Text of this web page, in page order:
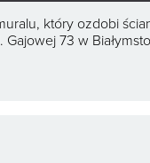
który ozdobi
73 w